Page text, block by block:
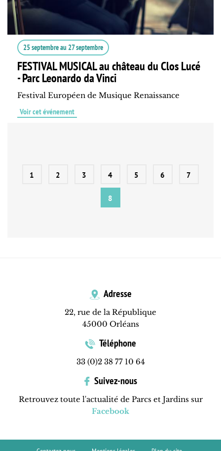
25 septembreau 27 septembre
FESTIVAL MUSICAL au château du Clos Lucé
- Parc Leonardo da Vinci
Festival Européen de Musique Renaissance
Voir cet événement
1 2 3 4 5 6 7
8
Adresse
22, rue de la République
45000 Orléans
Téléphone
33 (0)2 38 77 10 64
Suivez-nous
Retrouvez toute l'actualité de Parcs et Jardins sur
Facebook